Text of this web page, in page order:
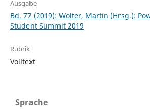
Ausgabe
Bd. 77 (2019): Wolter, Martin (Hrsg.):
Student Summit 2019
Rubrik
Volltext
Sprache